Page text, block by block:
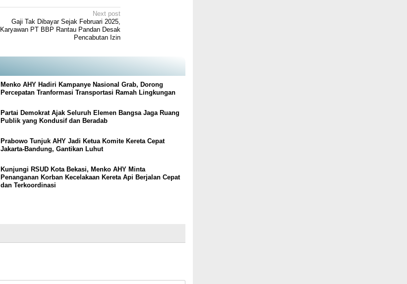
Next post
Gaji Tak Dibayar Sejak Februari 2025,
Karyawan PT BBP Rantau Pandan Desak
Pencabutan Izin
Menko AHY Hadiri Kampanye Nasional Grab, Dorong
Percepatan Tranformasi Transportasi Ramah Lingkungan
Partai Demokrat Ajak Seluruh Elemen Bangsa Jaga Ruang
Publik yang Kondusif dan Beradab
Prabowo Tunjuk AHY Jadi Ketua Komite Kereta Cepat
Jakarta-Bandung, Gantikan Luhut
Kunjungi RSUD Kota Bekasi, Menko AHY Minta
Penanganan Korban Kecelakaan Kereta Api Berjalan Cepat
dan Terkoordinasi